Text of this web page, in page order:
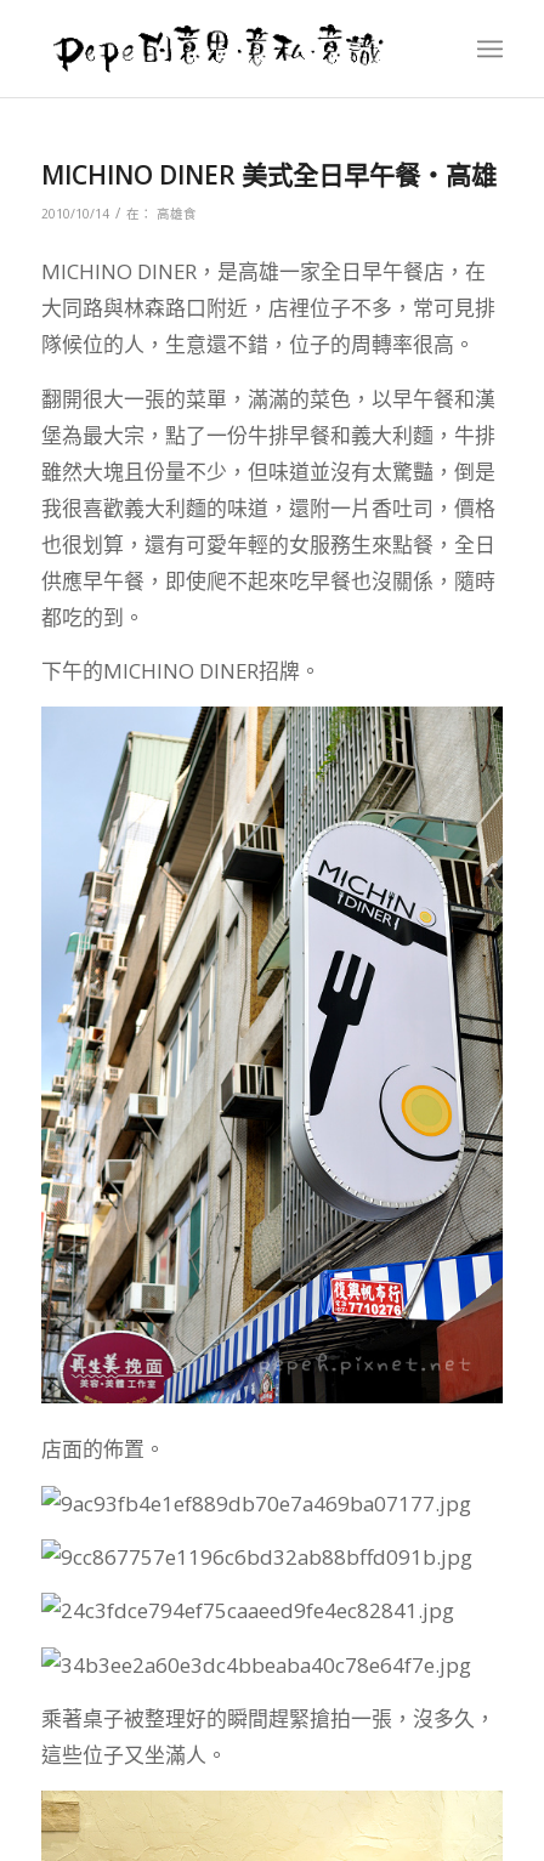
MICHINO DINER 美式全日早午餐‧高雄
2010/10/14 / 在： 高雄食
MICHINO DINER，是高雄一家全日早午餐店，在
大同路與林森路口附近，店裡位子不多，常可見排
隊候位的人，生意還不錯，位子的周轉率很高。
翻開很大一張的菜單，滿滿的菜色，以早午餐和漢
堡為最大宗，點了一份牛排早餐和義大利麵，牛排
雖然大塊且份量不少，但味道並沒有太驚豔，倒是
我很喜歡義大利麵的味道，還附一片香吐司，價格
也很划算，還有可愛年輕的女服務生來點餐，全日
供應早午餐，即使爬不起來吃早餐也沒關係，隨時
都吃的到。
下午的MICHINO DINER招牌。
店面的佈置。
乘著桌子被整理好的瞬間趕緊搶拍一張，沒多久，
這些位子又坐滿人。